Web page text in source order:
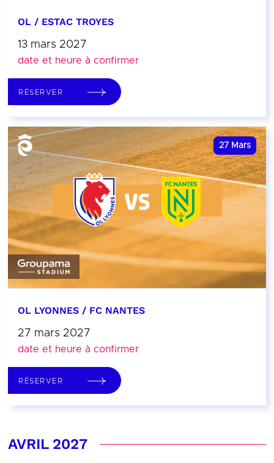
OL / ESTAC TROYES
13 mars 2027
date et heure à confirmer
RÉSERVER
27 Mars
OL LYONNES / FC NANTES
27 mars 2027
date et heure à confirmer
RÉSERVER
AVRIL 2027